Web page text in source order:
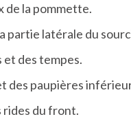
de la pommette.
partie latérale du
des tempes.
des paupières
rides du front.